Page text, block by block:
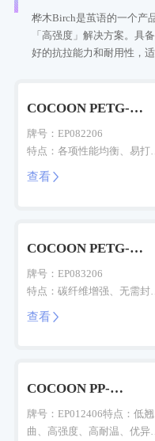
桦木Birch是茧语的一个产
「高强度」解决方案。具
好的抗拉能力和耐用性，
COCOON PETG-
牌号：EP082206
特点：各项性能均衡、易打
印、玻纤增强、抗摔耐用、磨
砂质感
查看
COCOON PETG-
牌号：EP083206
特点：碳纤维增强、无需封
箱、易打印
查看
推荐产品 
COCOON PP-
牌号：EP012406特点：低翘
曲、高强度、高耐温、优异耐